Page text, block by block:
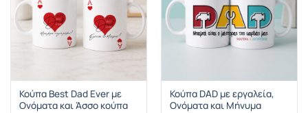
Κούπα Best Dad Ever με
Ονόματα και Άσσο κούπα
Κούπα DAD με εργαλεία,
Ονόματα και Μήνυμα